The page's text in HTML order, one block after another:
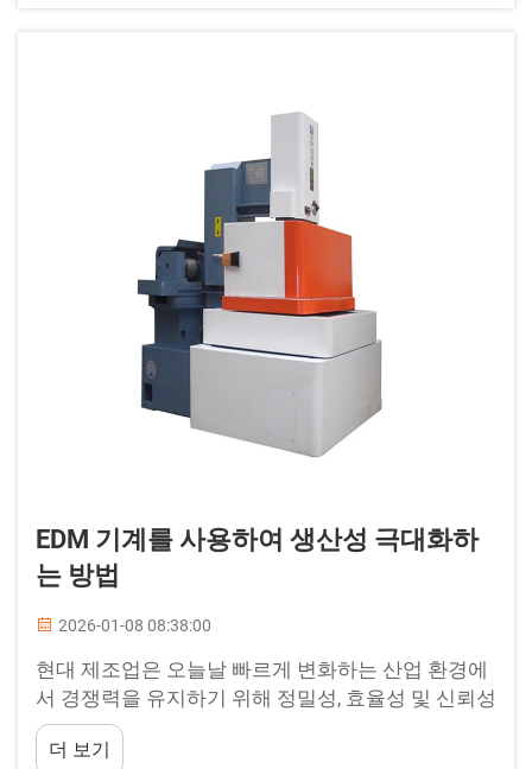
EDM 기계를 사용하여 생산성 극대화하
는 방법
2026-01-08 08:38:00
현대 제조업은 오늘날 빠르게 변화하는 산업 환경에
서 경쟁력을 유지하기 위해 정밀성, 효율성 및 신뢰성
을 요구한다. EDM 기계는 복잡한 형상을 정확하게
절삭할 수 있는 능력을 통해 금속 가공 공정을 혁신
더 보기